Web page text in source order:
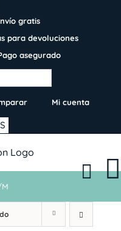
gratis
para devoluciones
asegurado
Mi cuenta